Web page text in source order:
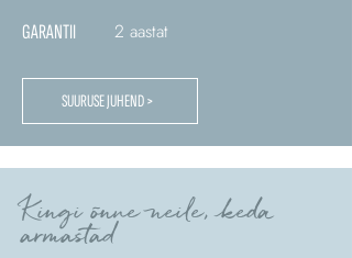
GARANTII 2 aastat
SUURUSE JUHEND >
Kingi õnne neile, keda
armastad